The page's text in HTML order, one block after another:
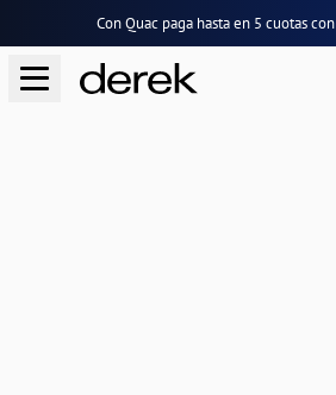
Con Quac paga hasta en 5 cuotascon